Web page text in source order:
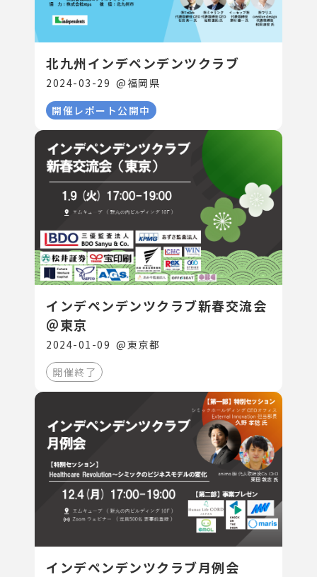
北九州インデペンデンツクラブ
2024-03-29 @福岡県
開催レポート公開中
インデペンデンツクラブ新春交流会
＠東京
2024-01-09 @東京都
開催終了
インデペンデンツクラブ月例会